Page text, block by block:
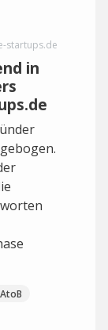
startups.de
in